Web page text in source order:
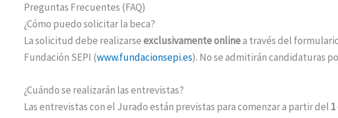
Preguntas Frecuentes (FAQ)
¿Cómo puedo solicitar la beca?
La solicitud debe realizarseexclusivamente onlinea través del
Fundación SEPI (www.fundacionsepi.es). No se admitirán candidaturas
¿Cuándo se realizarán las entrevistas?
Las entrevistas con el Jurado están previstas para comenzar a partir del